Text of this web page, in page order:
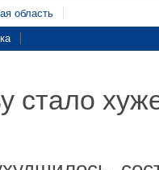
область